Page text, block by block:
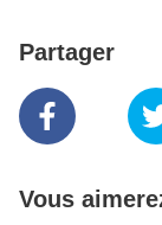
Partager
Vous